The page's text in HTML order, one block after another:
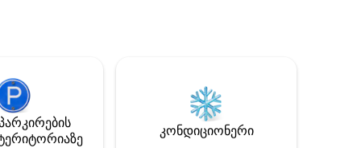
სიმშვიდესა და სტრატეგიულ
შემოთავაზებულ აქტივობებს
შთაბეჭდილების გვერდზე!
კონდიციონერი